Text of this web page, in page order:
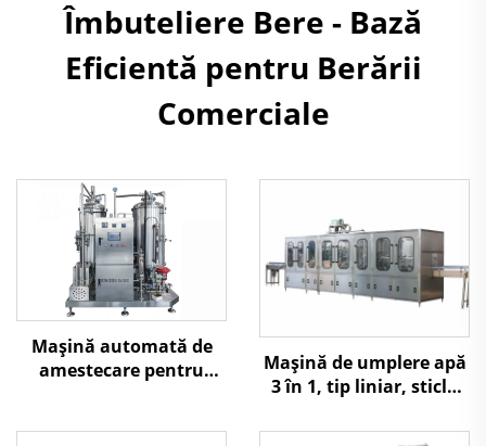
Îmbuteliere Bere - Bază
Eficientă pentru Berării
Comerciale
Mașină automată de
amestecare pentru
Mașină de umplere apă
3 în 1, tip liniar, sticlă